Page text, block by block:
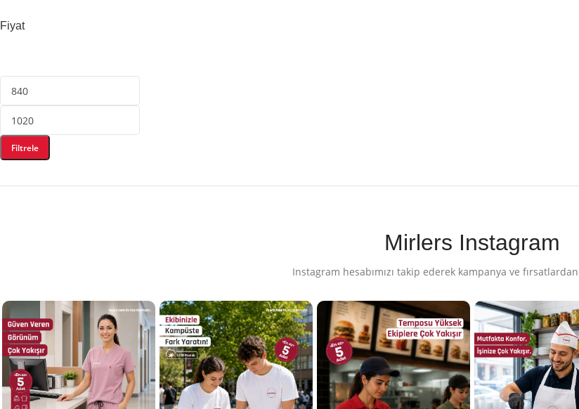
Fiyat
Filtrele
Mirlers Instagram
Instagram hesabımızı takip ederek kampanya ve